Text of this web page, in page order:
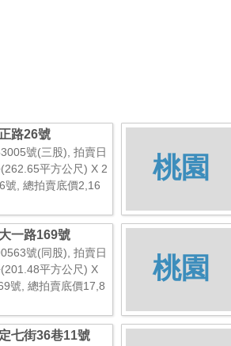
路26號
號(三股), 拍賣日
平方公尺) X 2
號, 總拍賣底價2,16
桃園
一路169號
號(同股), 拍賣日
平方公尺) X
號, 總拍賣底價17,8
桃園
七街36巷11號